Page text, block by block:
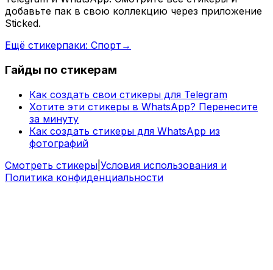
добавьте пак в свою коллекцию через приложение
Sticked.
Ещё стикерпаки: Спорт →
Гайды по стикерам
Как создать свои стикеры для Telegram
Хотите эти стикеры в WhatsApp? Перенесите
за минуту
Как создать стикеры для WhatsApp из
фотографий
Смотреть стикеры Условия использования и
Политика конфиденциальности